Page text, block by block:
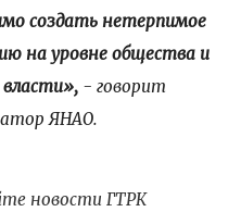
создать нетерпимое
на уровне общества и
власти», - говорит
ЯНАО.
новости ГТРК